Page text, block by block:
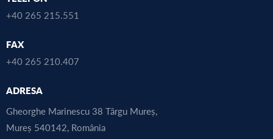
+40 265 215.551
FAX
+40 265 210.407
ADRESA
Gheorghe Marinescu 38 Târgu Mureș,
Mureș 540142, România